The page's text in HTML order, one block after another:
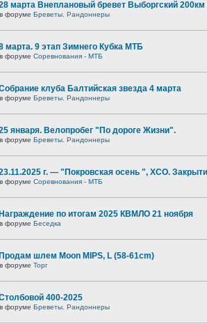
марта Внеплановый бревет Выборгский 200км
в форуме Бреветы. Рандоннеры
марта. 9 этап Зимнего Кубка МТБ
в форуме Соревнования - МТБ
клуба Балтийская звезда 4 марта
в форуме Бреветы. Рандоннеры
января. Велопробег "По дороге Жизни".
в форуме Бреветы. Рандоннеры
г. — "Покровская осень ", XCO.
в форуме Соревнования - МТБ
Награждение по итогам 2025 КВМЛО 21 ноября
в форуме Беседка
Продам шлем Moon MIPS, L (58-61cm)
в форуме Торг
400-2025
в форуме Бреветы. Рандоннеры